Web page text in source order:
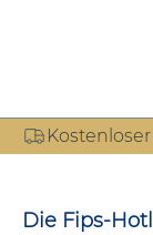
Die Fips-